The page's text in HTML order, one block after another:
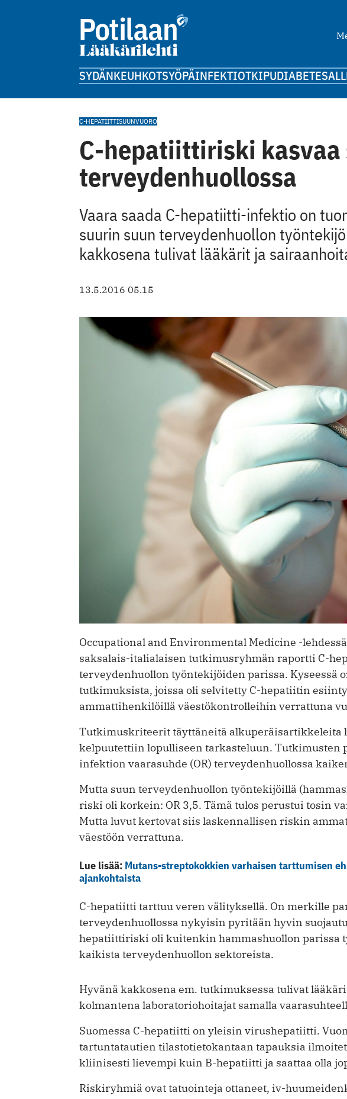
SYDÄNKEUHKOTSYÖPÄINFEKTIOTKIPUDIABETES
C-HEPATIITTISUUNVUORO
C-hepatiittiriski kasvaa
terveydenhuollossa
Vaara saada C-hepatiitti-infektio on
suurin suun terveydenhuollon
kakkosena tulivat lääkärit ja
13.5.2016 05.15
Occupational and Environmental Medicine -
saksalais-italialaisen tutkimusryhmän raportti C-
terveydenhuollon työntekijöiden parissa. Kyseessä
tutkimuksista, joissa oli selvitetty C-hepatiitin
ammattihenkilöillä väestökontrolleihin verrattuna
Tutkimuskriteerit täyttäneitä alkuperäisartikkeleita
kelpuutettiin lopulliseen tarkasteluun. Tutkimusten
infektion vaarasuhde (OR) terveydenhuollossa
Mutta suun terveydenhuollon työntekijöillä
riski oli korkein: OR 3,5. Tämä tulos perustui tosin
Mutta luvut kertovat siis laskennallisen riskin
väestöön verrattuna.
Lue lisää: Mutans-streptokokkien varhaisen tarttumisen
ajankohtaista
C-hepatiitti tarttuu veren välityksellä. On merkille
terveydenhuollossa nykyisin pyritään hyvin
hepatiittiriski oli kuitenkin hammashuollon parissa
kaikista terveydenhuollon sektoreista.
Hyvänä kakkosena em. tutkimuksessa tulivat
kolmantena laboratoriohoitajat samalla
Suomessa C-hepatiitti on yleisin virushepatiitti.
tartuntatautien tilastotietokantaan tapauksia
kliinisesti lievempi kuin B-hepatiitti ja saattaa olla
Riskiryhmiä ovat tatuointeja ottaneet, iv-